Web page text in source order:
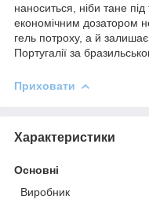
наноситься, ніби тане
економічним дозатором
гель потроху, а й
Португалії за
Приховати
Характеристики
Основні
Виробник